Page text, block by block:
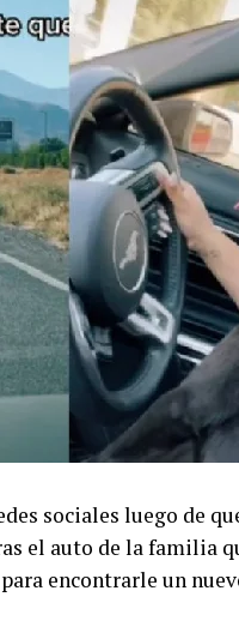
sociales luego de
el auto de la familia
encontrarle un